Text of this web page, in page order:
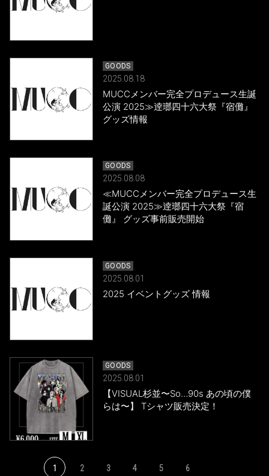
GOODS
2025.08.18
MUCCメンバー完全プロデュース生誕
公演 2025≫逹瑯四十六大祭『宿儺』
グッズ情報
GOODS
2025.08.08
≪MUCCメンバー完全プロデュース生
誕公演 2025≫逹瑯四十六大祭『宿
儺』 グッズ事前販売開始
GOODS
2025.08.01
2025 イベントグッズ 情報
GOODS
2025.08.01
【VISUAL杉並〜So…90s あの頃の僕
らは〜】 Tシャツ販売決定！
1 2 3 4 5 6